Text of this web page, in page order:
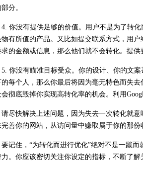
分。
4. 你没有提供足够的价值。用户不是为了转
物有所值的产品。又比如提交联系方式，用
的金额或信息，那么他们就不会转化。提供
5. 你没有瞄准目标受众。你的设计、你的文
的每个人，那么你最后将因为毫无特色而失
彻底毁掉你实现高转化率的机会。利用
请尽快解决上述问题，因为失去一次转化就
善你的网站，从访问量中赚取属于你的那份
要记住，“为转化而进行优化”绝对不是一蹴
力。你应该密切关注你设定的指标，不断了